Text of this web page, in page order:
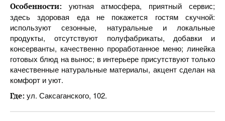
Особенности: уютная атмосфера, приятный сервис;
здесь здоровая еда не покажется гостям скучной:
используют сезонные, натуральные и локальные
продукты, отсутствуют полуфабрикаты, добавки и
консерванты, качественно проработанное меню; линейка
готовых блюд на вынос; в интерьере присутствуют только
качественные натуральные материалы, акцент сделан на
комфорт и уют.
Где: ул. Саксаганского, 102.